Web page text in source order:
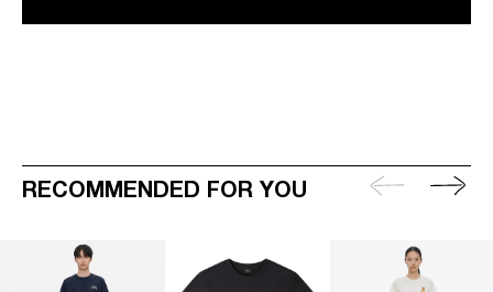
RECOMMENDED FOR YOU